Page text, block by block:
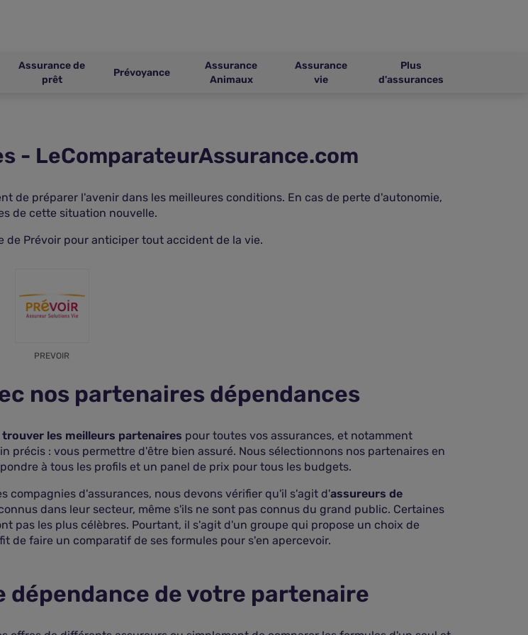
Assurance de
prêt
Prévoyance
Assurance
Animaux
Assurance
vie
Plus
d'assurances
- LeComparateurAssurance.com
de préparer l'avenir dans les meilleures conditions. En cas de perte d'autonomie,
de cette situation nouvelle.
de Prévoir pour anticiper tout accident de la vie.
PREVOIR
nos partenaires dépendances
trouver les meilleurs partenaires pour toutes vos assurances, et notamment
précis : vous permettre d'être bien assuré. Nous sélectionnons nos partenaires en
à tous les profils et un panel de prix pour tous les budgets.
compagnies d'assurances, nous devons vérifier qu'il s'agit d'assureurs de
dans leur secteur, même s'ils ne sont pas connus du grand public. Certaines
pas les plus célèbres. Pourtant, il s'agit d'un groupe qui propose un choix de
de faire un comparatif de ses formules pour s'en apercevoir.
dépendance de votre partenaire